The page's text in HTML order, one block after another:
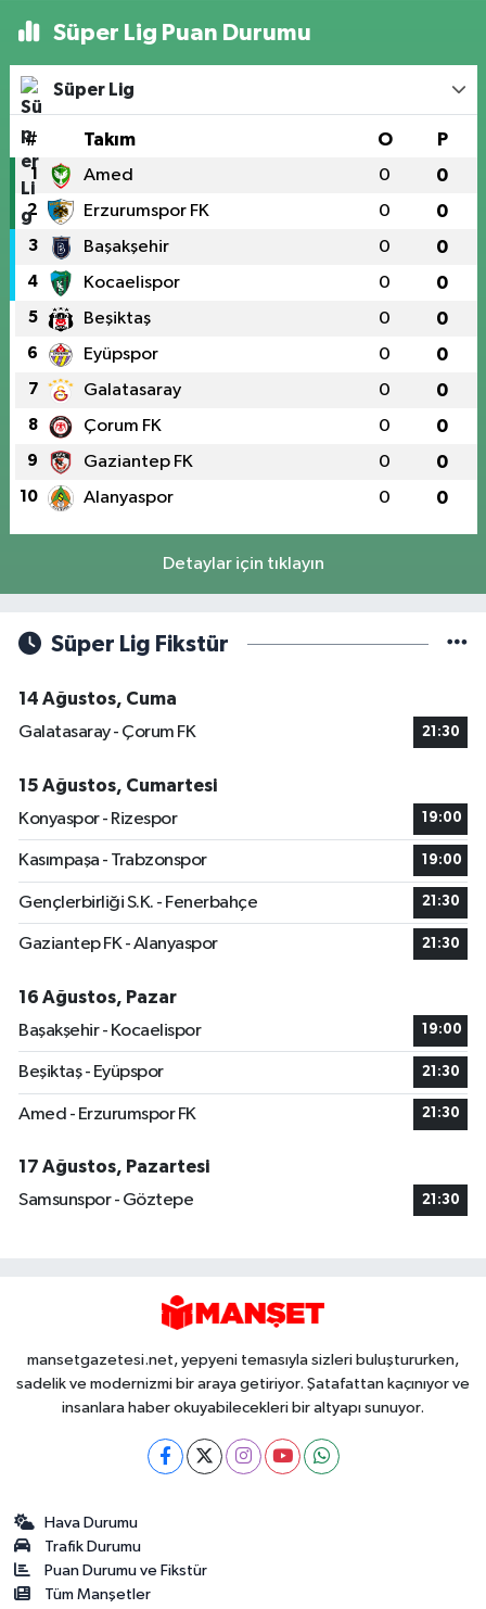
Süper Lig Puan Durumu
Süper Lig
# Takım O P
1 Amed 0 0
2 Erzurumspor FK 0 0
3 Başakşehir 0 0
4 Kocaelispor 0 0
5 Beşiktaş 0 0
6 Eyüpspor 0 0
7 Galatasaray 0 0
8 Çorum FK 0 0
9 Gaziantep FK 0 0
10 Alanyaspor 0 0
Detaylar için tıklayın
Süper Lig Fikstür
14 Ağustos, Cuma
Galatasaray - Çorum FK
21:30
15 Ağustos, Cumartesi
Konyaspor - Rizespor
19:00
Kasımpaşa - Trabzonspor 19:00
Gençlerbirliği S.K. - Fenerbahçe 21:30
Gaziantep FK - Alanyaspor 21:30
16 Ağustos, Pazar
Başakşehir - Kocaelispor
19:00
Beşiktaş - Eyüpspor 21:30
Amed - Erzurumspor FK 21:30
17 Ağustos, Pazartesi
Samsunspor - Göztepe
21:30
mansetgazetesi.net, yepyeni temasıyla sizleri buluştururken,
sadelik ve modernizmi bir araya getiriyor. Şatafattan kaçınıyor ve
insanlara haber okuyabilecekleri bir altyapı sunuyor.
Hava Durumu
Trafik Durumu
Puan Durumu ve Fikstür
Tüm Manşetler